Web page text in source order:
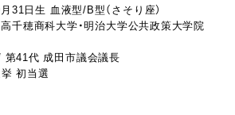
31日生 血液型/B型（さそり座）
千穂商科大学・明治大学公共政策大学院
41代 成田市議会議長
初当選